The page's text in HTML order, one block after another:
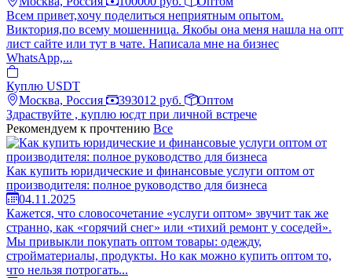
Всем привет,хочу поделиться неприятным опытом.
Виктория,по всему мошенница. Якобы она меня нашла на опт
лист сайте или тут в чате. Написала мне на бизнес
WhatsApp,...
Куплю USDT
Москва, Россия
393012 руб.
Оптом
Здраствуйте , куплю юсдт при личной встрече
Рекомендуем к прочтению Все
Как купить юридические и финансовые услуги оптом от
производителя: полное руководство для бизнеса
04.11.2025
Кажется, что словосочетание «услуги оптом» звучит так же
странно, как «горячий снег» или «тихий ремонт у соседей».
Мы привыкли покупать оптом товары: одежду,
стройматериалы, продукты. Но как можно купить оптом то,
что нельзя потрогать...